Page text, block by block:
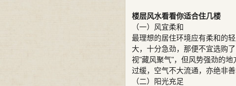
楼层风水看看你适合住几楼
（一）风宜柔和
最理想的居住环境应有柔和的
大，十分急劲，那便不宜选购
视"藏风聚气"，但风势强劲的
过缓，空气不大流通，亦绝非善
（二）阳光充足